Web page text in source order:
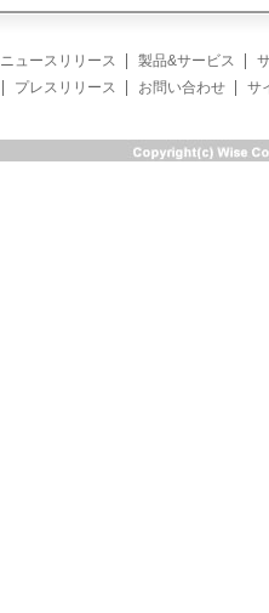
ニュースリリース 製品&サービス
プレスリリース お問い合わせ サ